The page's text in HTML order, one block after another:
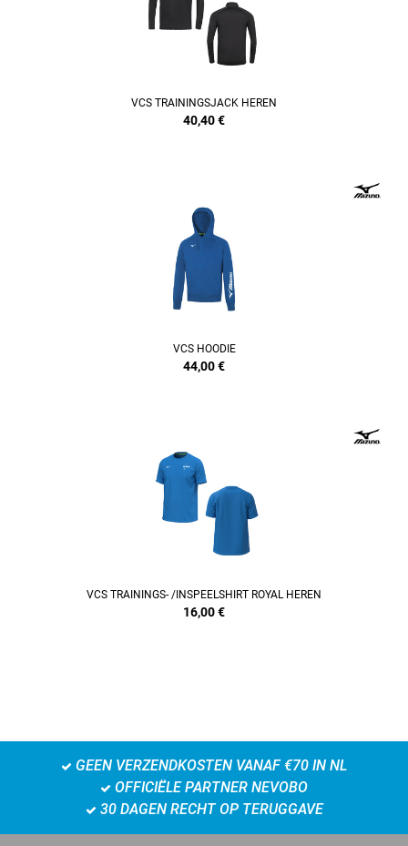
VCS TRAININGSJACK HEREN
40,40€
VCS HOODIE
44,00€
VCS TRAININGS- /INSPEELSHIRT ROYAL HEREN
16,00€
GEEN VERZENDKOSTEN VANAF €70 IN NL
OFFICIËLE PARTNER NEVOBO
30 DAGEN RECHT OP TERUGGAVE